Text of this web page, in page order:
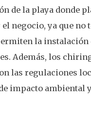
de la playa donde
negocio, ya que no
la instalación
Además, los
las regulaciones
impacto ambiental